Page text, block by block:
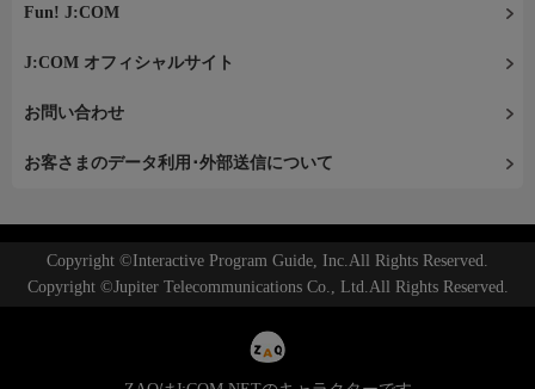
Fun! J:COM
J:COM オフィシャルサイト
お問い合わせ
お客さまのデータ利用･外部送信について
Copyright ©Interactive Program Guide, Inc.All Rights Reserved.
Copyright ©Jupiter Telecommunications Co., Ltd.All Rights Reserved.